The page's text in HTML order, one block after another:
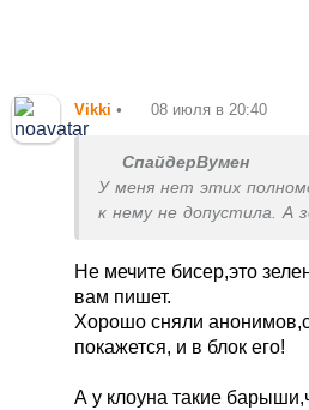
Vikki • 08 июля в 20:40
СпайдерВумен
У меня нет этих
к нему не допустила. А
власть не отдает,
Не мечите бисер,это
вам пишет.
Хорошо сняли
покажется, и в блок его!
А у клоуна такие